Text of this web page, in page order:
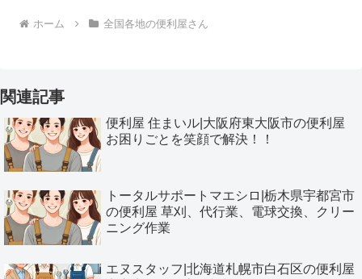
ホーム 全国各地の便利屋さん
関連記事
便利屋 住まいル|大阪府東大阪市の便利屋
お困りごとを笑顔で解決！！
トータルサポートマエシロ|栃木県宇都宮市
の便利屋 草刈、代行業、電球交換、クリー
ニング作業
エヌスタッフ|北海道札幌市白石区の便利屋